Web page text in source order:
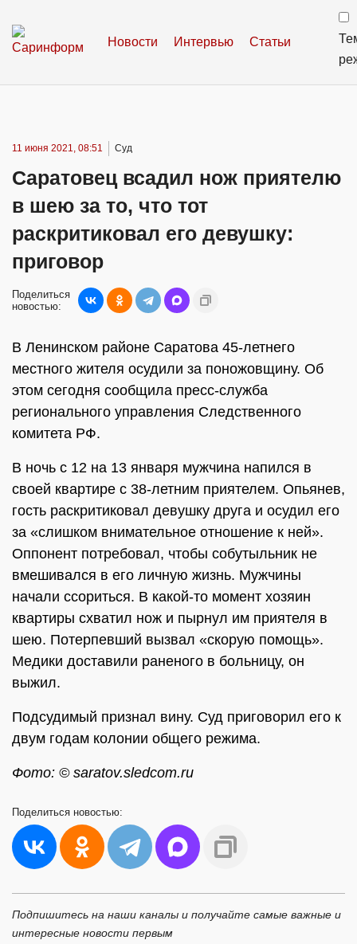
Новости Интервью Статьи
11 июня 2021, 08:51 Суд
Саратовец всадил нож приятелю
в шею за то, что тот
раскритиковал его девушку:
приговор
Поделиться
новостью:
В Ленинском районе Саратова 45-летнего
местного жителя осудили за поножовщину. Об
этом сегодня сообщила пресс-служба
регионального управления Следственного
комитета РФ.
В ночь с 12 на 13 января мужчина напился в
своей квартире с 38-летним приятелем. Опьянев,
гость раскритиковал девушку друга и осудил его
за «слишком внимательное отношение к ней».
Оппонент потребовал, чтобы собутыльник не
вмешивался в его личную жизнь. Мужчины
начали ссориться. В какой-то момент хозяин
квартиры схватил нож и пырнул им приятеля в
шею. Потерпевший вызвал «скорую помощь».
Медики доставили раненого в больницу, он
выжил.
Подсудимый признал вину. Суд приговорил его к
двум годам колонии общего режима.
Фото: © saratov.sledcom.ru
Поделиться новостью:
Подпишитесь на наши каналы и получайте самые важные и
интересные новости первым